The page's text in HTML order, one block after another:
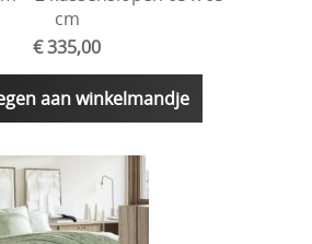
cm
€ 335,00
aan winkelmandje